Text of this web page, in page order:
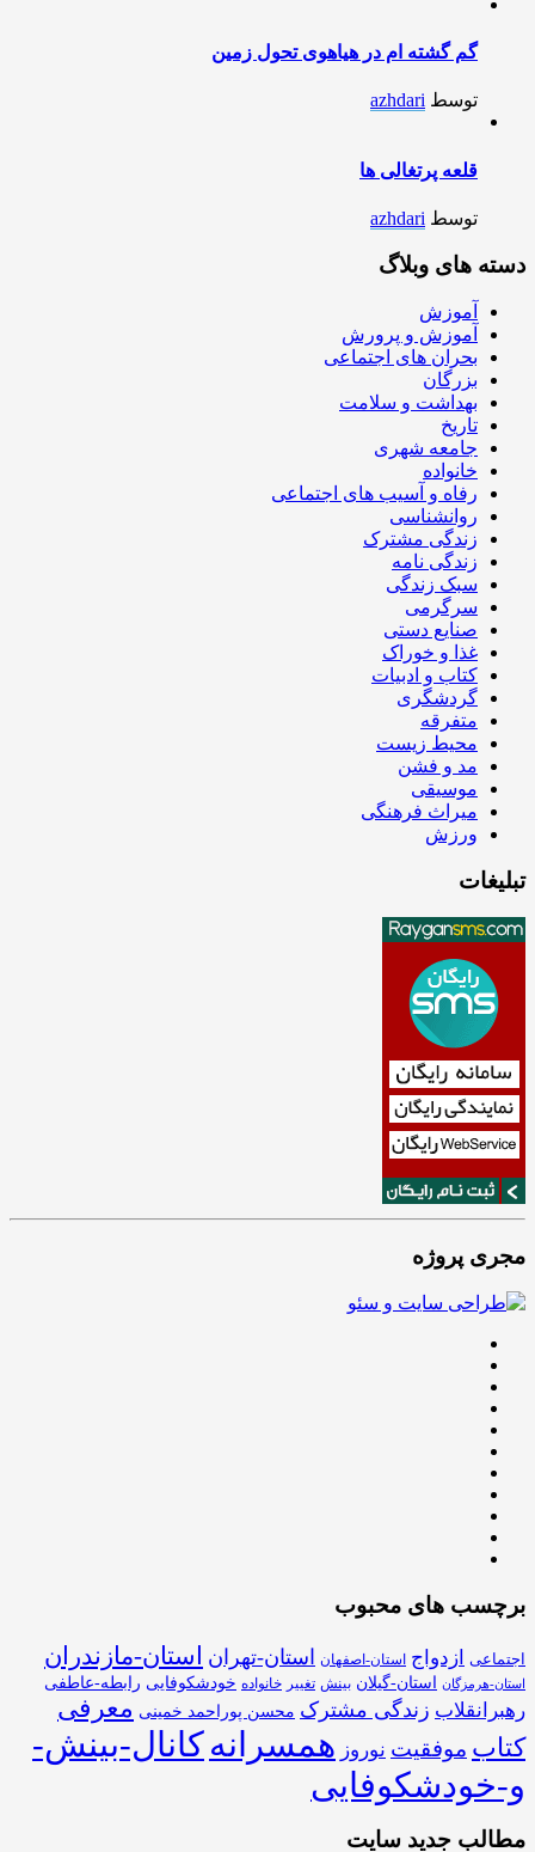
گم گشته ام در هیاهوی تحول زمین
توسط azhdari
قلعه پرتغالی ها
توسط azhdari
دسته های وبلاگ
آموزش
آموزش و پرورش
بحران های اجتماعی
بزرگان
بهداشت و سلامت
تاریخ
جامعه شهری
خانواده
رفاه و آسیب های اجتماعی
روانشناسی
زندگی مشترک
زندگی نامه
سبک زندگی
سرگرمی
صنایع دستی
غذا و خوراک
کتاب و ادبیات
گردشگری
متفرقه
محیط زیست
مد و فشن
موسیقی
میراث فرهنگی
ورزش
تبلیغات
مجری پروژه
برچسب های محبوب
اجتماعی ازدواج استان-اصفهان استان-تهران استان-مازندران
استان-هرمزگان استان-گیلان بینش تغییر خانواده خودشکوفایی رابطه-عاطفی
رهبرانقلاب زندگی مشترک محسن پوراحمد خمینی معرفی
کتاب موفقیت نوروز همسرانهکانال-بینش-
و-خودشکوفایی
مطالب جدید سایت